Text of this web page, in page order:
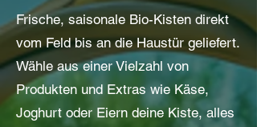
Frische, saisonale Bio-Kisten direkt
vom Feld bis an die Haustür geliefert.
Wähle aus einer Vielzahl von
Produkten und Extras wie Käse,
Joghurt oder Eiern deine Kiste, alles